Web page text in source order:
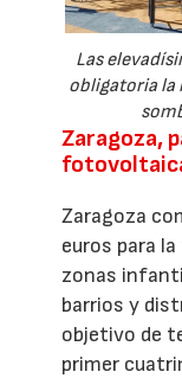
Las
obligatoria la
Zaragoza,
Zaragoza
euros para
zonas
barrios y
objetivo de
primer